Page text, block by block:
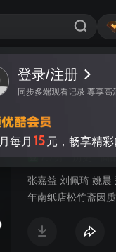
登录/注册
同步多端观看记录 尊享高
月每月 15元，畅享精彩
视频 讨论
百年荣宝斋
商
张嘉益 刘佩琦 姚晨
年南纸店松竹斋因
元培将军止血疗伤